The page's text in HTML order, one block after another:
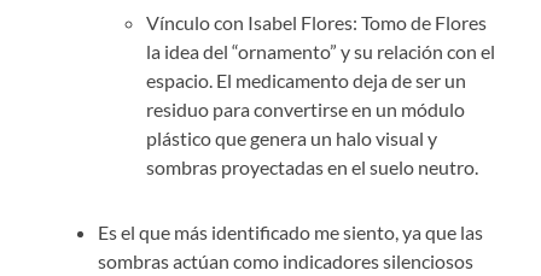
Vínculo con Isabel Flores: Tomo de Flores
la idea del “ornamento” y su relación con el
espacio. El medicamento deja de ser un
residuo para convertirse en un módulo
plástico que genera un halo visual y
sombras proyectadas en el suelo neutro.
Es el que más identificado me siento, ya que las
sombras actúan como indicadores silenciosos